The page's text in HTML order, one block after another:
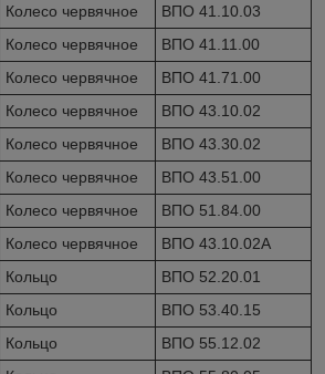
Колесо червячное
ВПО 41.10.03
Колесо червячное
ВПО 41.11.00
Колесо червячное
ВПО 41.71.00
Колесо червячное
ВПО 43.10.02
Колесо червячное
ВПО 43.30.02
Колесо червячное
ВПО 43.51.00
Колесо червячное
ВПО 51.84.00
Колесо червячное
ВПО 43.10.02А
Кольцо
ВПО 52.20.01
Кольцо
ВПО 53.40.15
Кольцо
ВПО 55.12.02